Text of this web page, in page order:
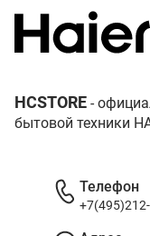
HCSTORE -
бытовой техники
Телефон